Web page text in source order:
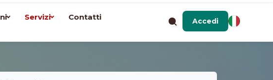
Servizi Contatti Accedi